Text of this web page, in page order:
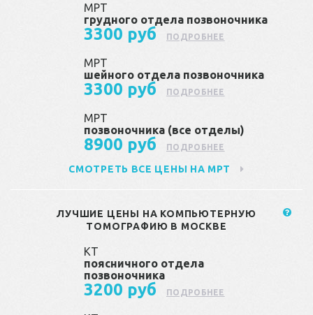
МРТ
грудного отдела позвоночника
3300 руб ПОДРОБНЕЕ
МРТ
шейного отдела позвоночника
3300 руб ПОДРОБНЕЕ
МРТ
позвоночника (все отделы)
8900 руб ПОДРОБНЕЕ
СМОТРЕТЬ ВСЕ ЦЕНЫ НА МРТ
ЛУЧШИЕ ЦЕНЫ НА КОМПЬЮТЕРНУЮ
ТОМОГРАФИЮ В МОСКВЕ
КТ
поясничного отдела
позвоночника
3200 руб ПОДРОБНЕЕ